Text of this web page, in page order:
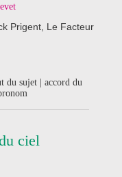
Prigent, Le Facteur
du sujet | accord du
ciel